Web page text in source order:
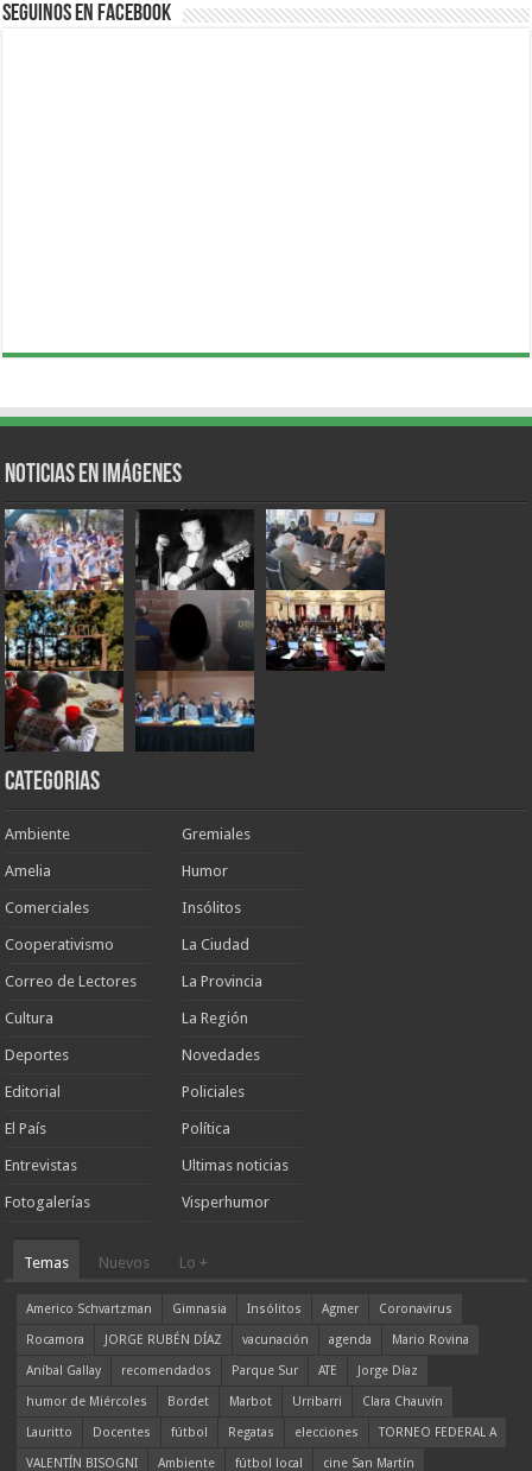
Seguinos en Facebook
Noticias en Imágenes
Categorias
Ambiente
Amelia
Comerciales
Cooperativismo
Correo de Lectores
Cultura
Deportes
Editorial
El País
Entrevistas
Fotogalerías
Gremiales
Humor
Insólitos
La Ciudad
La Provincia
La Región
Novedades
Policiales
Política
Ultimas noticias
Visperhumor
Temas Nuevos Lo +
Americo Schvartzman Gimnasia Insólitos Agmer
Coronavirus
Rocamora
JORGE RUBÉN DÍAZ vacunación agenda
Mario Rovina
Aníbal Gallay
recomendados Parque Sur ATE
Jorge Díaz
humor de Miércoles
Bordet Marbot Urribarri
Clara Chauvín
Lauritto
Docentes fútbol Regatas elecciones
TORNEO FEDERAL A
VALENTÍN BISOGNI
Ambiente fútbol local cine San Martín